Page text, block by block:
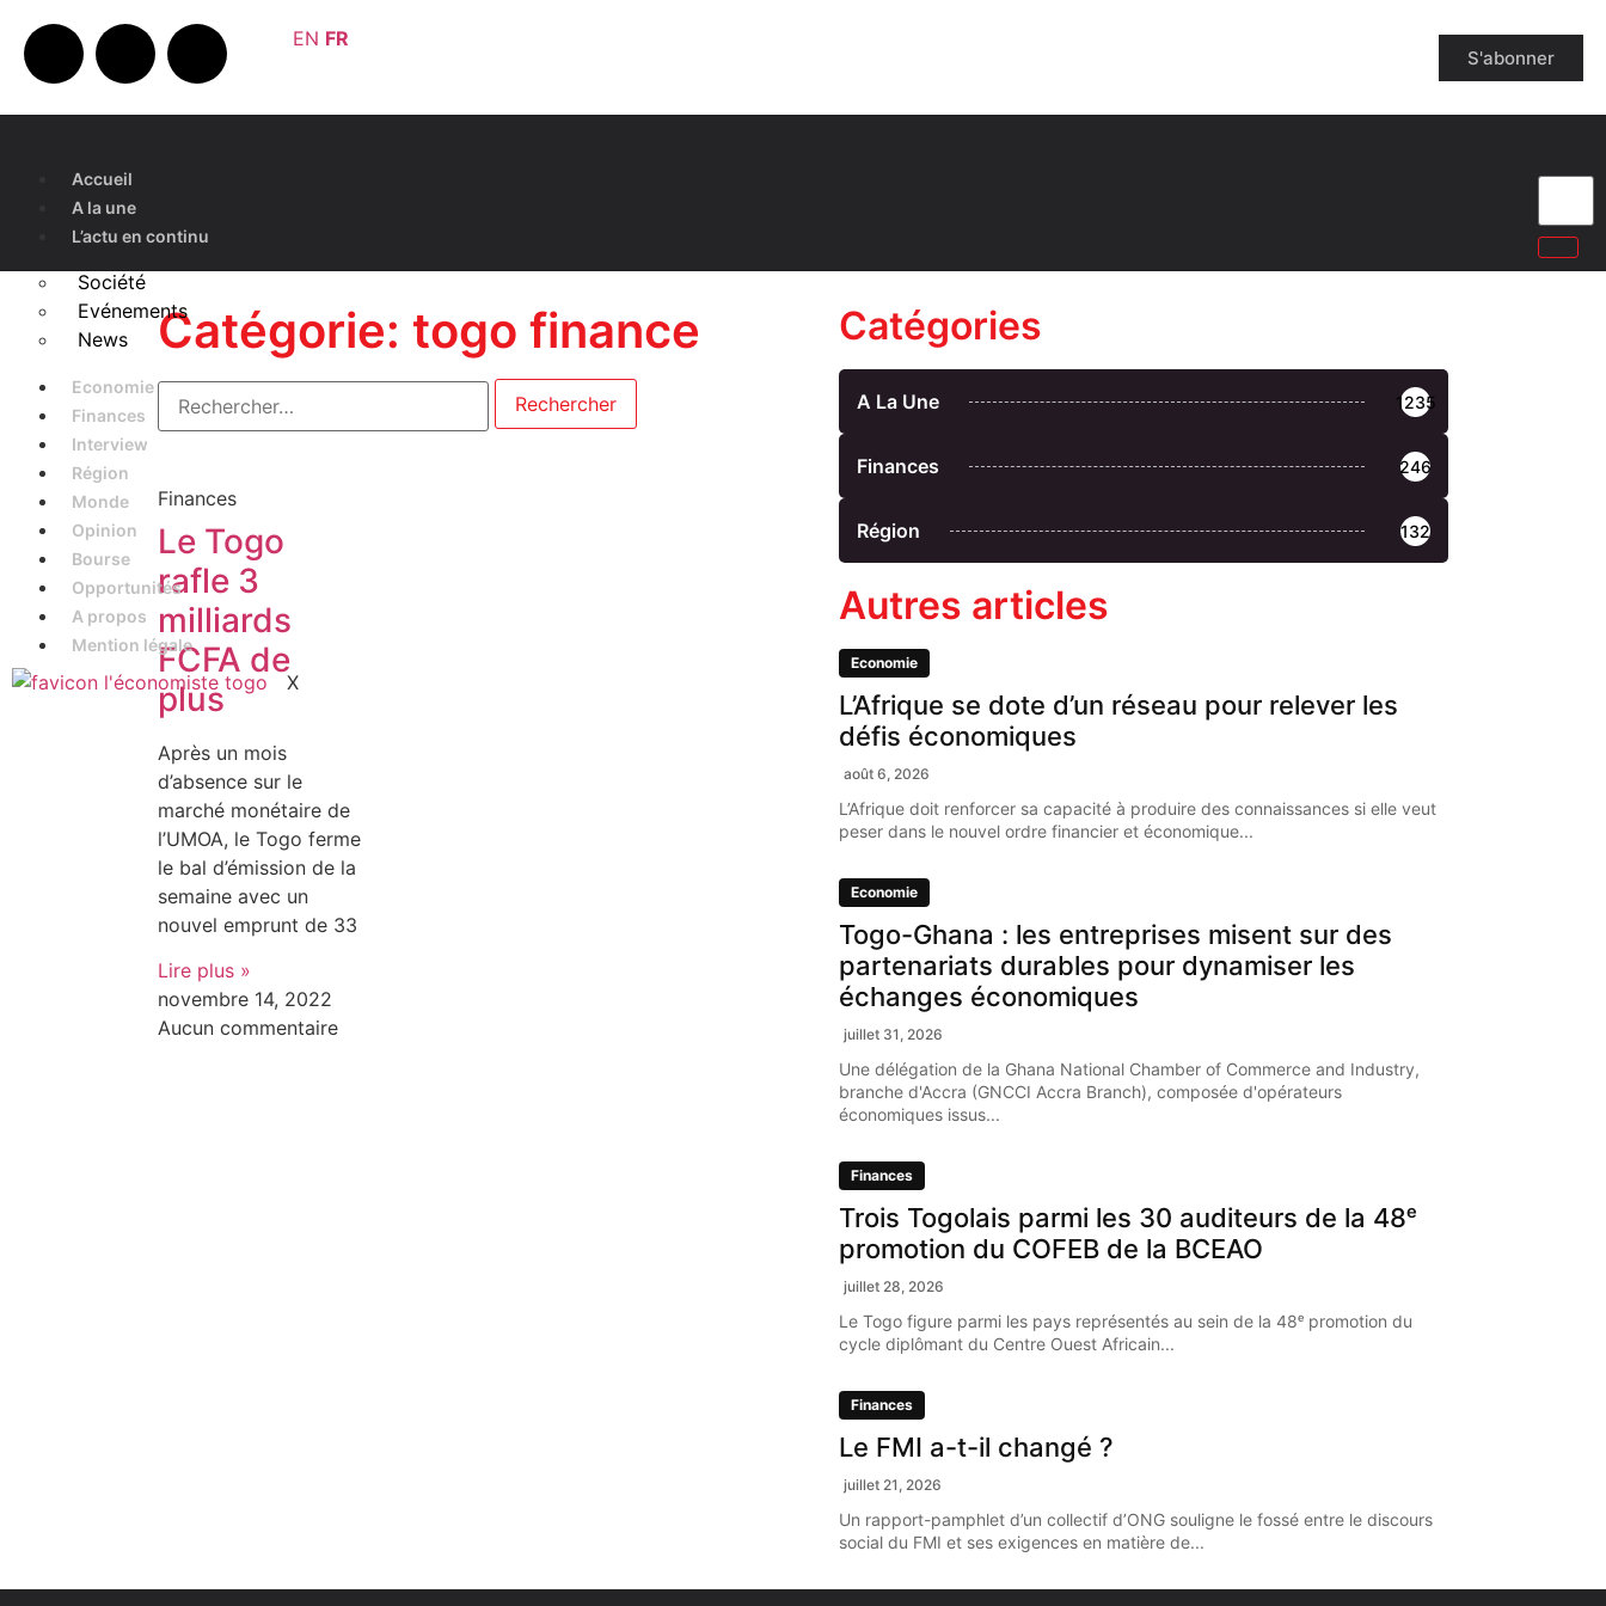
EN FR
S'abonner
Accueil
A la une
L’actu en continu
Société
Evénements
News
Economie
Finances
Interview
Région
Monde
Opinion
Bourse
Opportunités
A propos
Mention légale
X
Catégorie: togo finance
Finances
Le Togo
rafle 3
milliards
FCFA de
plus
Après un mois
d’absence sur le
marché monétaire de
l’UMOA, le Togo ferme
le bal d’émission de la
semaine avec un
nouvel emprunt de 33
Lire plus »
novembre 14, 2022
Aucun commentaire
Catégories
A La Une 1235
Finances 246
Région 132
Autres articles
Economie
L’Afrique se dote d’un réseau pour relever les
défis économiques
août 6, 2026
L’Afrique doit renforcer sa capacité à produire des connaissances si elle veut
peser dans le nouvel ordre financier et économique...
Economie
Togo-Ghana : les entreprises misent sur des
partenariats durables pour dynamiser les
échanges économiques
juillet 31, 2026
Une délégation de la Ghana National Chamber of Commerce and Industry,
branche d'Accra (GNCCI Accra Branch), composée d'opérateurs
économiques issus...
Finances
Trois Togolais parmi les 30 auditeurs de la 48ᵉ
promotion du COFEB de la BCEAO
juillet 28, 2026
Le Togo figure parmi les pays représentés au sein de la 48ᵉ promotion du
cycle diplômant du Centre Ouest Africain...
Finances
Le FMI a-t-il changé ?
juillet 21, 2026
Un rapport-pamphlet d’un collectif d’ONG souligne le fossé entre le discours
social du FMI et ses exigences en matière de...